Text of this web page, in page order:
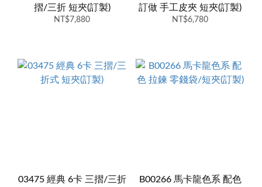
摺/三折 短夾(訂製)
NT$7,880
訂做 手工皮夾 短夾(訂製)
NT$6,780
03475 經典 6卡 三摺/三折
B00266 馬卡龍色系 配色